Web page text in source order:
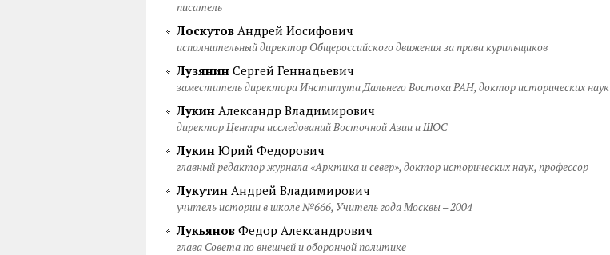
писатель
Лоскутов Андрей Иосифович
исполнительный директор Общероссийского движения за права курильщиков
Лузянин Сергей Геннадьевич
заместитель директора Института Дальнего Востока РАН, доктор исторических наук
Лукин Александр Владимирович
директор Центра исследований Восточной Азии и ШОС
Лукин Юрий Федорович
главный редактор журнала «Арктика и север», доктор исторических наук, профессор
Лукутин Андрей Владимирович
учитель истории в школе №666, Учитель года Москвы – 2004
Лукьянов Федор Александрович
глава Совета по внешней и оборонной политике